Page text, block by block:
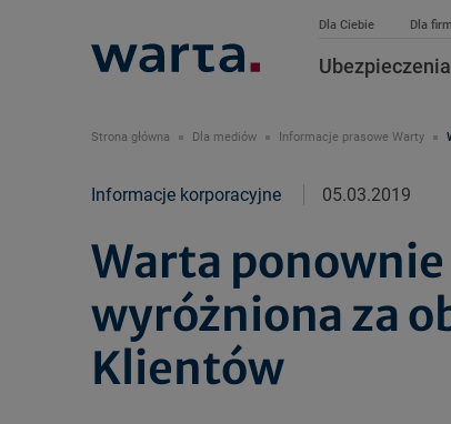
Dla Ciebie Dla
Ubezpieczenia
Strona główna Dla mediów Informacje prasowe Warty
Informacje korporacyjne 05.03.2019
Warta ponownie
wyróżniona za
Klientów